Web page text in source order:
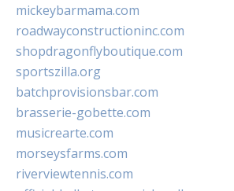
mickeybarmama.com
roadwayconstructioninc.com
shopdragonflyboutique.com
sportszilla.org
batchprovisionsbar.com
brasserie-gobette.com
musicrearte.com
morseysfarms.com
riverviewtennis.com